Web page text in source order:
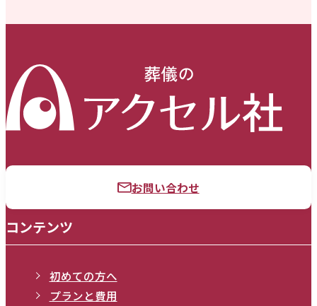
お問い合わせ
コンテンツ
初めての方へ
プランと費用